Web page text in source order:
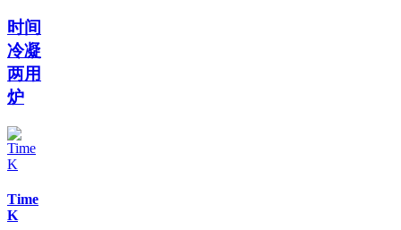
时间
冷凝
两用
炉
Time
K